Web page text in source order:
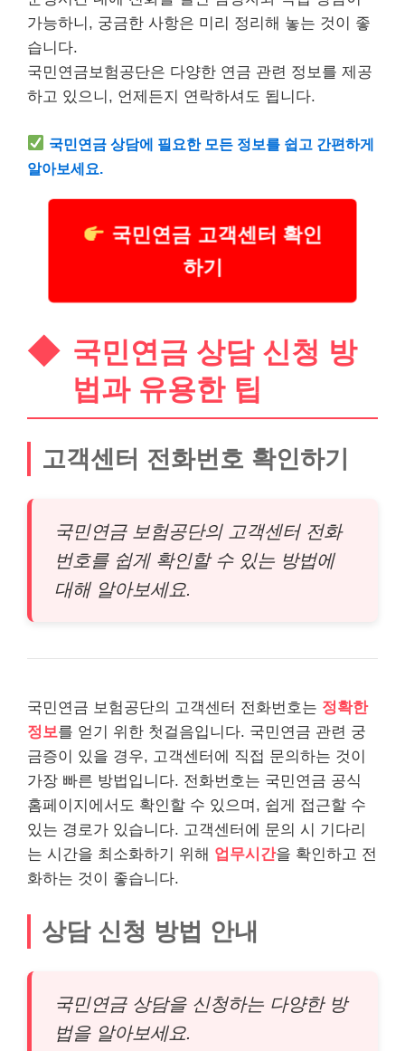
가능하니, 궁금한 사항은 미리 정리해 놓는 것이 좋
습니다.
국민연금보험공단은 다양한 연금 관련 정보를 제공
하고 있으니, 언제든지 연락하셔도 됩니다.
국민연금 상담에 필요한 모든 정보를 쉽고 간편하게
알아보세요.
국민연금 고객센터 확인
하기
국민연금 상담 신청 방
법과 유용한 팁
고객센터 전화번호 확인하기
국민연금 보험공단의 고객센터 전화
번호를 쉽게 확인할 수 있는 방법에
대해 알아보세요.
국민연금 보험공단의 고객센터 전화번호는 정확한
정보를 얻기 위한 첫걸음입니다. 국민연금 관련 궁
금증이 있을 경우, 고객센터에 직접 문의하는 것이
가장 빠른 방법입니다. 전화번호는 국민연금 공식
홈페이지에서도 확인할 수 있으며, 쉽게 접근할 수
있는 경로가 있습니다. 고객센터에 문의 시 기다리
는 시간을 최소화하기 위해 업무시간을 확인하고 전
화하는 것이 좋습니다.
상담 신청 방법 안내
국민연금 상담을 신청하는 다양한 방
법을 알아보세요.